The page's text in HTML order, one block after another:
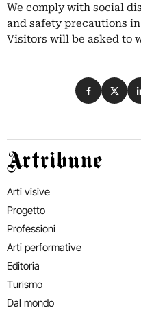
We comply with social
and safety precautions
Visitors will be asked to
Condividi
Artribune
Arti visive
Progetto
Professioni
Arti performative
Editoria
Turismo
Dal mondo